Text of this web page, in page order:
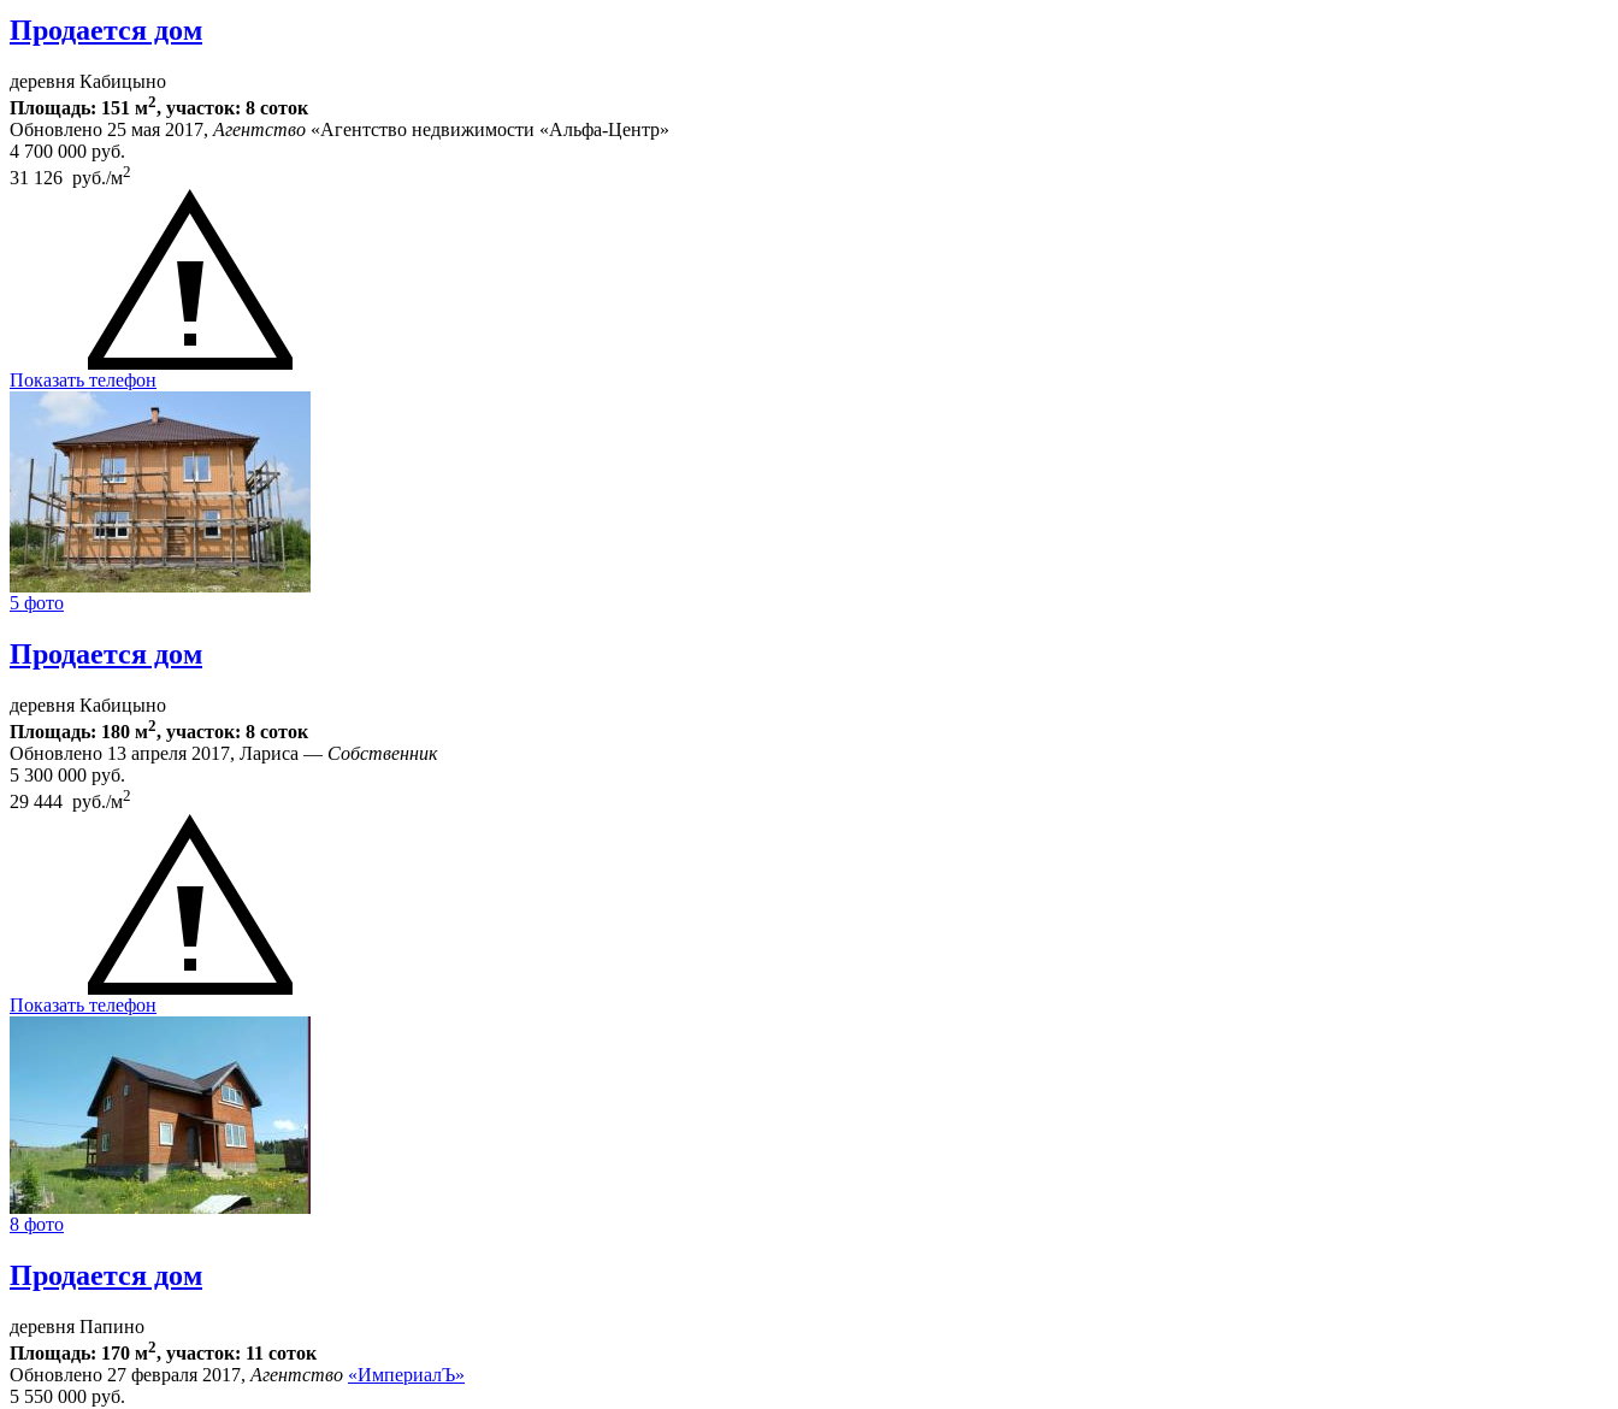
Продается дом
деревня Кабицыно
Площадь: 151 м2, участок: 8 соток
Обновлено 25 мая 2017, Агентство «Агентство недвижимости «Альфа-Центр»
4 700 000 руб.
31 126 руб./м2
Показать телефон
5 фото
Продается дом
деревня Кабицыно
Площадь: 180 м2, участок: 8 соток
Обновлено 13 апреля 2017, Лариса — Собственник
5 300 000 руб.
29 444 руб./м2
Показать телефон
8 фото
Продается дом
деревня Папино
Площадь: 170 м2, участок: 11 соток
Обновлено 27 февраля 2017, Агентство «ИмпериалЪ»
5 550 000 руб.